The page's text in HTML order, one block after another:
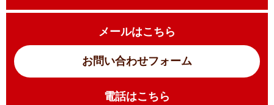
メールはこちら
お問い合わせフォーム
電話はこちら